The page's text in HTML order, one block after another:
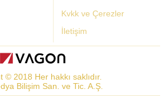
Kvkk ve Çerezler
İletişim
© 2018 Her hakkı saklıdır.
Bilişim San. ve Tic. A.Ş.